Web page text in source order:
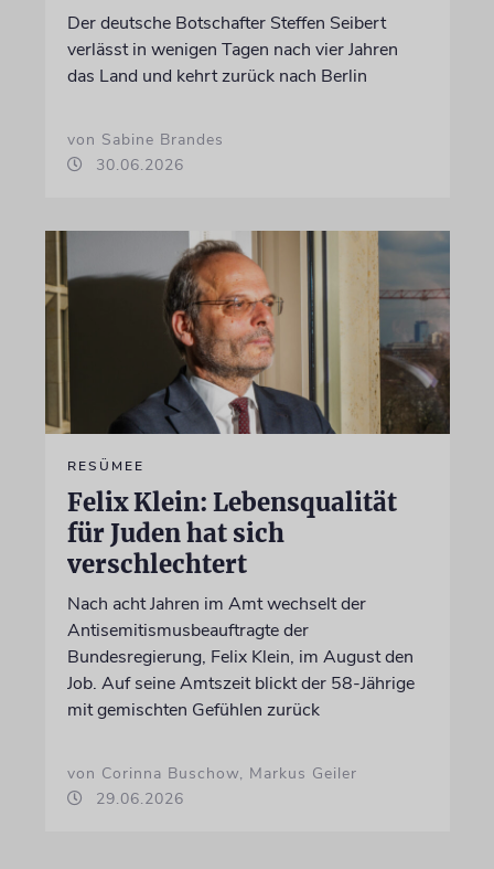
Der deutsche Botschafter Steffen Seibert
verlässt in wenigen Tagen nach vier Jahren
das Land und kehrt zurück nach Berlin
von Sabine Brandes
30.06.2026
RESÜMEE
Felix Klein: Lebensqualität
für Juden hat sich
verschlechtert
Nach acht Jahren im Amt wechselt der
Antisemitismusbeauftragte der
Bundesregierung, Felix Klein, im August den
Job. Auf seine Amtszeit blickt der 58-Jährige
mit gemischten Gefühlen zurück
von Corinna Buschow, Markus Geiler
29.06.2026